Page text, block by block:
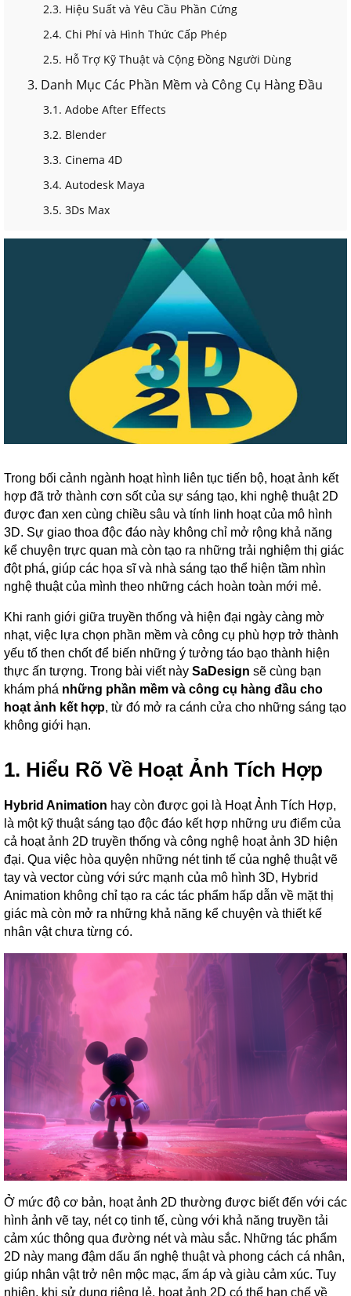
2.3. Hiệu Suất và Yêu Cầu Phần Cứng
2.4. Chi Phí và Hình Thức Cấp Phép
2.5. Hỗ Trợ Kỹ Thuật và Cộng Đồng Người Dùng
3. Danh Mục Các Phần Mềm và Công Cụ Hàng Đầu
3.1. Adobe After Effects
3.2. Blender
3.3. Cinema 4D
3.4. Autodesk Maya
3.5. 3Ds Max
Trong bối cảnh ngành hoạt hình liên tục tiến bộ, hoạt ảnh kết
hợp đã trở thành cơn sốt của sự sáng tạo, khi nghệ thuật 2D
được đan xen cùng chiều sâu và tính linh hoạt của mô hình
3D. Sự giao thoa độc đáo này không chỉ mở rộng khả năng
kể chuyện trực quan mà còn tạo ra những trải nghiệm thị giác
đột phá, giúp các họa sĩ và nhà sáng tạo thể hiện tầm nhìn
nghệ thuật của mình theo những cách hoàn toàn mới mẻ.
Khi ranh giới giữa truyền thống và hiện đại ngày càng mờ
nhạt, việc lựa chọn phần mềm và công cụ phù hợp trở thành
yếu tố then chốt để biến những ý tưởng táo bạo thành hiện
thực ấn tượng. Trong bài viết này SaDesign sẽ cùng bạn
khám phá những phần mềm và công cụ hàng đầu cho
hoạt ảnh kết hợp, từ đó mở ra cánh cửa cho những sáng tạo
không giới hạn.
1. Hiểu Rõ Về Hoạt Ảnh Tích Hợp
Hybrid Animation hay còn được gọi là Hoạt Ảnh Tích Hợp,
là một kỹ thuật sáng tạo độc đáo kết hợp những ưu điểm của
cả hoạt ảnh 2D truyền thống và công nghệ hoạt ảnh 3D hiện
đại. Qua việc hòa quyện những nét tinh tế của nghệ thuật vẽ
tay và vector cùng với sức mạnh của mô hình 3D, Hybrid
Animation không chỉ tạo ra các tác phẩm hấp dẫn về mặt thị
giác mà còn mở ra những khả năng kể chuyện và thiết kế
nhân vật chưa từng có.
Ở mức độ cơ bản, hoạt ảnh 2D thường được biết đến với các
hình ảnh vẽ tay, nét cọ tinh tế, cùng với khả năng truyền tải
cảm xúc thông qua đường nét và màu sắc. Những tác phẩm
2D này mang đậm dấu ấn nghệ thuật và phong cách cá nhân,
giúp nhân vật trở nên mộc mạc, ấm áp và giàu cảm xúc. Tuy
nhiên, khi sử dụng riêng lẻ, hoạt ảnh 2D có thể hạn chế về